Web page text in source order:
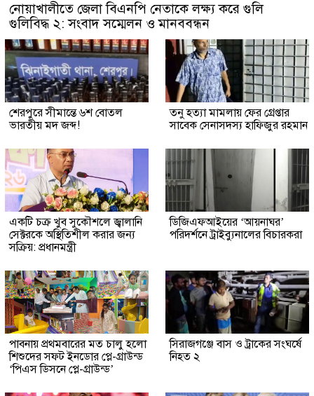
নোয়াখালীতে জেলা বিএনপি নেতাকে লক্ষ্য করে গুলি
গুলিবিদ্ধ ২: সংবাদ সম্মেলন ও মানববন্ধন
শেরপুরে সীমান্তে ৬শ বোতল
ভারতীয় মদ জব্দ!
তনু হত্যা মামলায় ফের গ্রেপ্তার
সাবেক সেনাসদস্য হাফিজুর রহমান
একটি চক্র খুব সুকৌশলে জ্বালানি
সেক্টরকে অস্থিতিশীল করার জন্য
সক্রিয়: প্রধানমন্ত্রী
ডিজিএফআইয়ের ‘আয়নাঘর’
পরিদর্শনে ট্রাইব্যুনালের বিচারকরা
পাবনায় প্রথমবারের মত চালু হলো
শিশুদের সফট ইনডোর প্লে-গ্রাউন্ড
‘পিএস ডিসনে প্লে-গ্রাউন্ড’
সিরাজগঞ্জে বাস ও ট্রাকের সংঘর্ষে
নিহত ২